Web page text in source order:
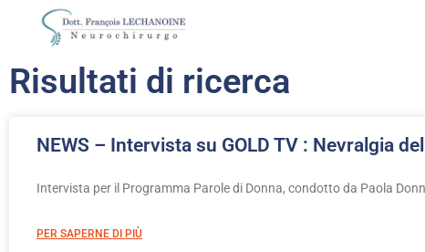
Risultati di ricerca
NEWS – Intervista su GOLD TV : Nevralgia
Intervista per il Programma Parole di Donna, condotto da Paola
PER SAPERNE DI PIÙ